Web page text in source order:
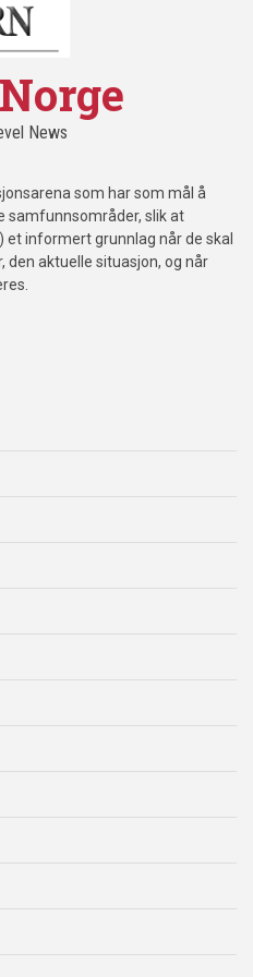
News
som har som mål å
samfunnsområder, slik at
informert grunnlag når de skal
den aktuelle situasjon, og når